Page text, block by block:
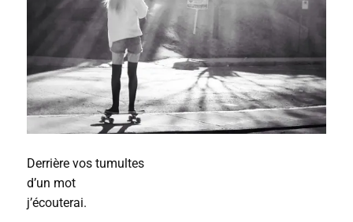
Derrière vos tumultes
d’un mot
j’écouterai.